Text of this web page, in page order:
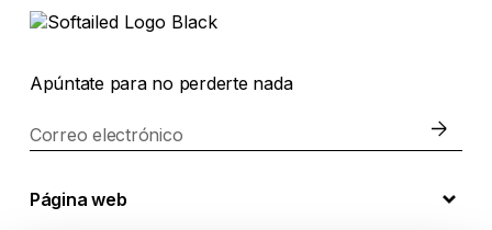
Apúntate para no perderte nada
Correo electrónico
Página web